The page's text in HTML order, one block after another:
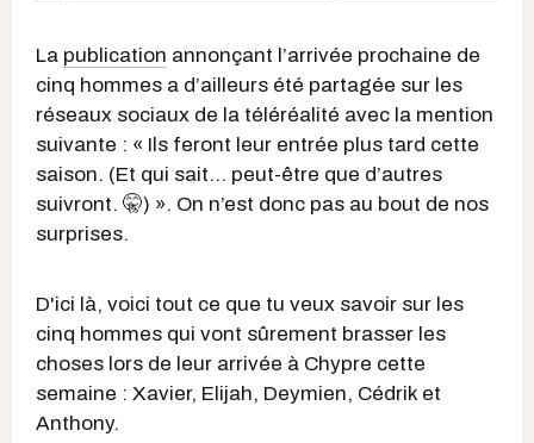
La publication annonçant l’arrivée prochaine de
cinq hommes a d’ailleurs été partagée sur les
réseaux sociaux de la téléréalité avec la mention
suivante : « Ils feront leur entrée plus tard cette
saison. (Et qui sait… peut-être que d’autres
suivront. 🤫) ». On n’est donc pas au bout de nos
surprises.
D'ici là, voici tout ce que tu veux savoir sur les
cinq hommes qui vont sûrement brasser les
choses lors de leur arrivée à Chypre cette
semaine : Xavier, Elijah, Deymien, Cédrik et
Anthony.